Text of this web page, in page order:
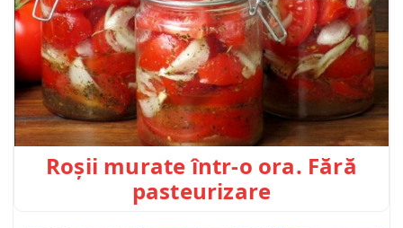
Roșii murate într-o ora. Fără
pasteurizare